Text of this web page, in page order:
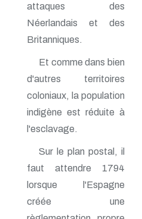
attaques des
Néerlandais et des
Britanniques.
Et comme dans bien
d'autres territoires
coloniaux, la population
indigène est réduite à
l'esclavage.
Sur le plan postal, il
faut attendre 1794
lorsque l'Espagne
créée une